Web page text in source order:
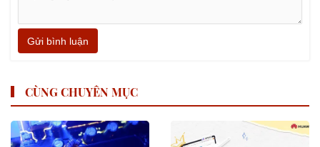
Gửi bình luận
CÙNG CHUYÊN MỤC